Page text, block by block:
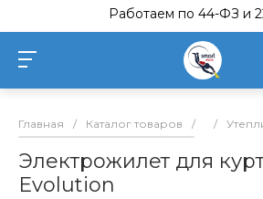
Работаем по 44-ФЗ и
Главная / Каталог товаров / /
Электрожилет для
Evolution